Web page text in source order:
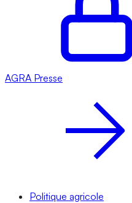
AGRA Presse
Politique agricole